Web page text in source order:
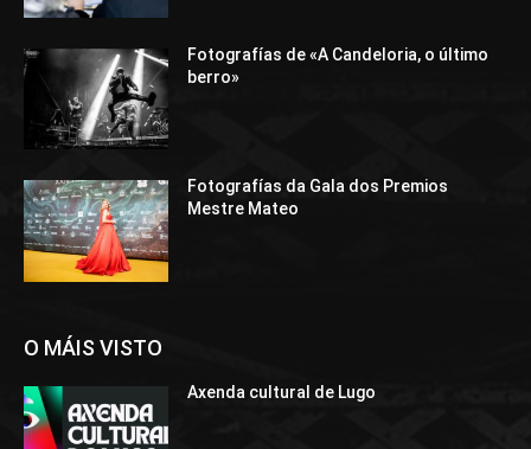
Fotografías de «A Candeloria, o último
berro»
Fotografías da Gala dos Premios
Mestre Mateo
O MÁIS VISTO
Axenda cultural de Lugo